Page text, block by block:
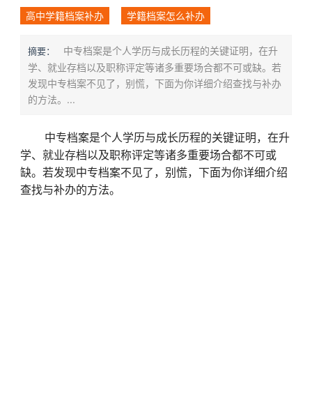
高中学籍档案补办
学籍档案怎么补办
摘要：
中专档案是个人学历与成长历程的关键证明，在升
学、就业存档以及职称评定等诸多重要场合都不可或缺。若
发现中专档案不见了，别慌，下面为你详细介绍查找与补办
的方法。...
中专档案是个人学历与成长历程的关键证明，在升
学、就业存档以及职称评定等诸多重要场合都不可或
缺。若发现中专档案不见了，别慌，下面为你详细介绍
查找与补办的方法。